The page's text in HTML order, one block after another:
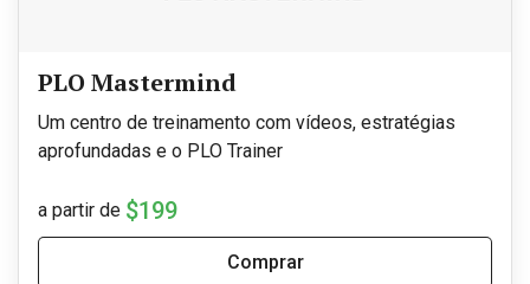
PLO Mastermind
Um centro de treinamento com vídeos, estratégias
aprofundadas e o PLO Trainer
a partir de $199
Comprar